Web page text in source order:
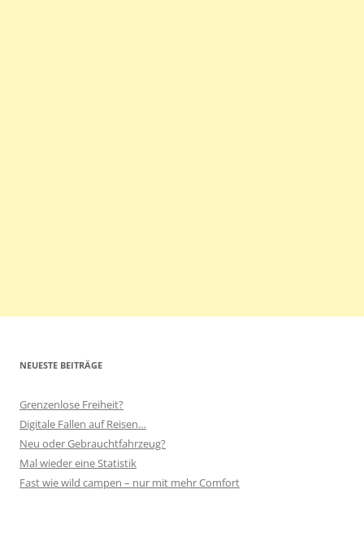
NEUESTE BEITRÄGE
Grenzenlose Freiheit?
Digitale Fallen auf Reisen…
Neu oder Gebrauchtfahrzeug?
Mal wieder eine Statistik
Fast wie wild campen – nur mit mehr Comfort